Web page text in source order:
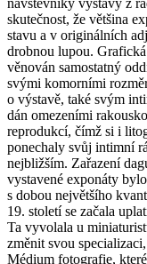
skutečnost, že většina
stavu a v originálních
drobnou lupou.
věnován samostatný
svými komorními
o výstavě, také svým
dán omezeními
reprodukcí, čímž si i
ponechaly svůj intimní
nejbližším. Zařazení
vystavené exponáty
s dobou největšího
19. století se začala
Ta vyvolala u
změnit svou
Médium fotografie,